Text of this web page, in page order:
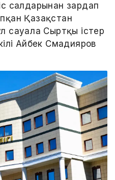
салдарынан зардап
Қазақстан
сауалға Сыртқы істер
Айбек Смадияров